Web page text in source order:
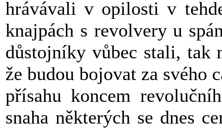
hrávávali v opilosti v
knajpách s revolvery u
důstojníky vůbec stali, tak
že budou bojovat za svého
přísahu koncem
snaha některých se dnes